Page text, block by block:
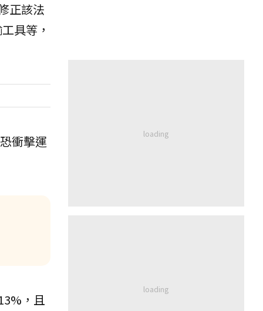
正該法
具等，
衝擊運
，且